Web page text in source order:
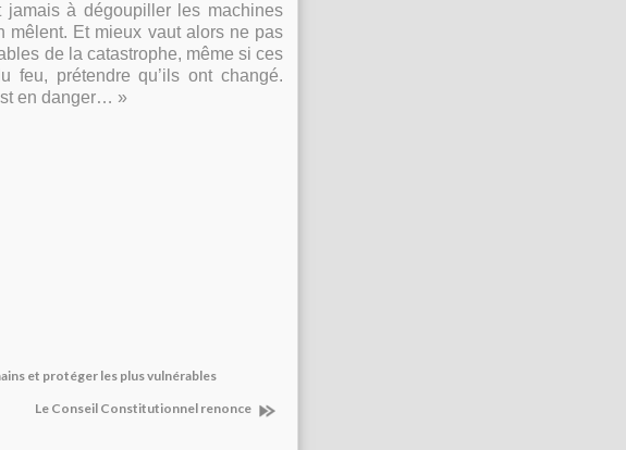
à dégoupiller les machines
mêlent. Et mieux vaut alors ne pas
de la catastrophe, même si ces
feu, prétendre qu’ils ont changé.
en danger… »
et protéger les plus vulnérables
Le Conseil Constitutionnel renonce